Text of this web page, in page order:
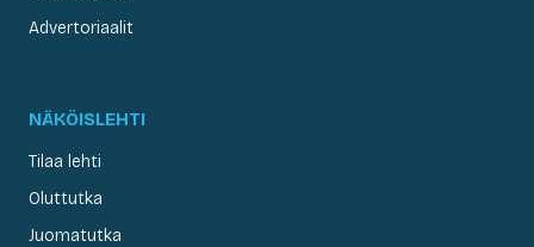
Advertoriaalit
NÄKÖISLEHTI
Tilaa lehti
Oluttutka
Juomatutka